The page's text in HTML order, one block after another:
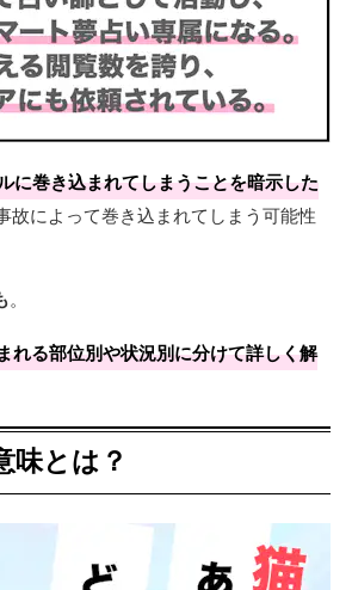
に巻き込まれてしまうことを暗示した
故によって巻き込まれてしまう可能性
。
る部位別や状況別に分けて詳しく解
味とは？